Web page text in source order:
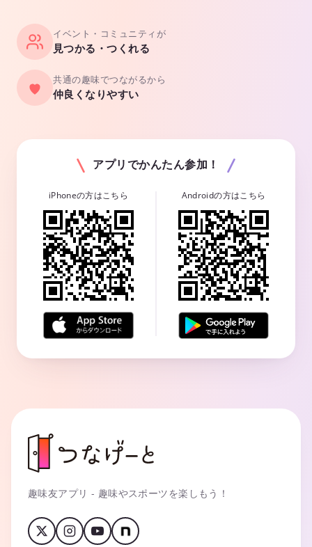
イベント・コミュニティが
見つかる・つくれる
共通の趣味でつながるから
仲良くなりやすい
アプリでかんたん参加！
iPhoneの方はこちら Androidの方はこちら
趣味友アプリ - 趣味やスポーツを楽しもう！